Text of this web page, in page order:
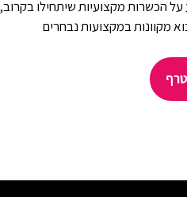
הכשרות מקצועיות שיתחילו בקרוב,
מקוונות במקצועות נבחרים